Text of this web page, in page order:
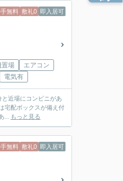
無料 敷礼0 即入居可
置場
エアコン
電気有
近場にコンビニがあ
宅配ボックスが備え付
... もっと見る
無料 敷礼0 即入居可